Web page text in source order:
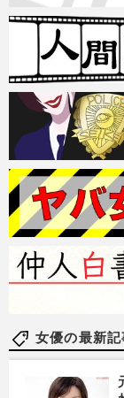
女優の最新記